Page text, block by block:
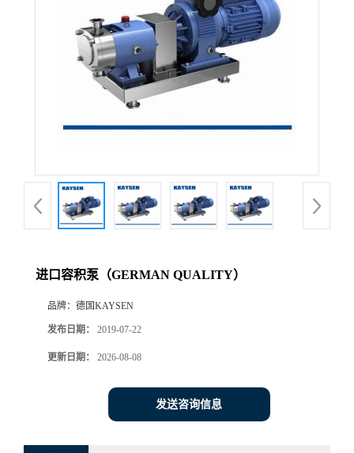
进口容积泵（GERMAN QUALITY）
品牌： 德国KAYSEN
发布日期： 2019-07-22
更新日期： 2026-08-08
发送咨询信息